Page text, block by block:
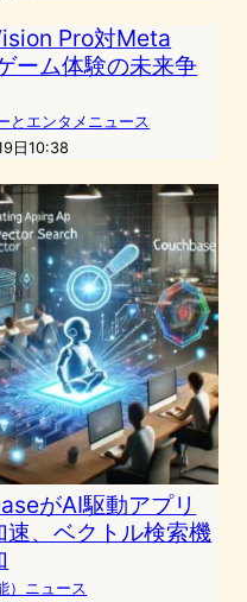
Pro対Meta
ーム体験の未来争
とエンタメニュース
日10:38
がAI駆動アプリ
速、ベクトル検索機
）ニュース